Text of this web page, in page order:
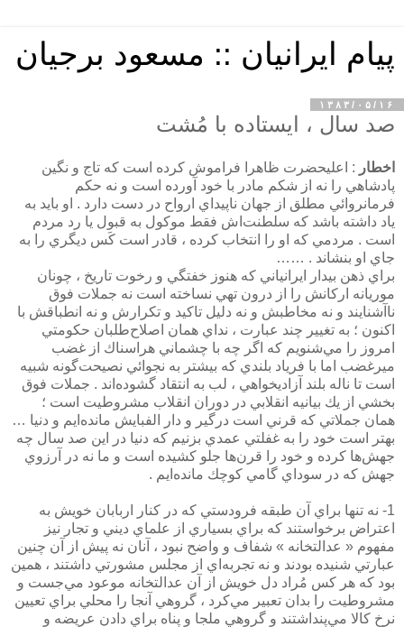
پیام ایرانیان :: مسعود برجیان
۱۳۸۳/۰۵/۱۶
صد سال ، ايستاده با مُشت
اخطار : اعليحضرت ظاهرا فراموش كرده است كه تاج و نگين
پادشاهي را نه از شكم مادر با خود آورده است و نه حكم
فرمانروائي مطلق از جهان ناپيداي ارواح در دست دارد . او بايد به
ياد داشته باشد كه سلطنت‌اش فقط موكول به قبول يا رد مردم
است . مردمي كه او را انتخاب كرده ، قادر است كَس ديگري را به
جاي او بنشاند . ……
براي ذهن‌ بيدار ايرانياني كه هنوز خفتگي و رخوت تاريخ ، چونان
موريانه اركانش را از درون تهي نساخته است نه جملات فوق
ناآشنايند و نه مخاطبش و نه دليل تاكيد و تكرارش و نه انطباقش با
اكنون ؛ به تغيير چند عبارت ، نداي همان اصلاح‌طلبان حكومتي
امروز را مي‌شنويم كه اگر چه با چشماني هراسناك از غضب
ميرغضب اما با فرياد بلندي كه بيشتر به نجوائي نصيحت‌گونه شبيه
است تا ناله بلند آزاديخواهي ، لب به انتقاد گشوده‌اند . جملات فوق
بخشي از يك بيانيه انقلابي در دوران انقلاب مشروطيت است ؛
همان جملاتي كه قرني است درگير و دار الفبايش مانده‌ايم و دنيا …
بهتر است خود را به غفلتي عمدي بزنيم كه دنيا در اين صد سال چه
جهش‌ها كرده و خود را قرن‌ها جلو كشيده است و ما نه در آرزوي
جهش كه در سوداي گامي كوچك مانده‌ايم .
1- نه تنها براي آن طبقه فرودستي كه در كنار اربابان خويش به
اعتراض برخواستند كه براي بسياري از علماي ديني و تجار نيز
مفهوم « عدالتخانه » شفاف و واضح نبود ، آنان نه پيش از آن چنين
عبارتي شنيده بودند و نه تجربه‌اي از مجلس مشورتي داشتند ، همين
بود كه هر كس مُراد دل خويش از آن عدالتخانه موعود مي‌جست و
مشروطيت را بدان تعبير مي‌كرد ، گروهي آنجا را محلي براي تعيين
نرخ كالا مي‌پنداشتند و گروهي ملجا و پناه براي دادن عريضه و